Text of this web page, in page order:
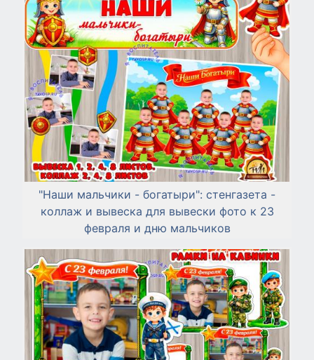
"Наши мальчики - богатыри": стенгазета -
коллаж и вывеска для вывески фото к 23
февраля и дню мальчиков